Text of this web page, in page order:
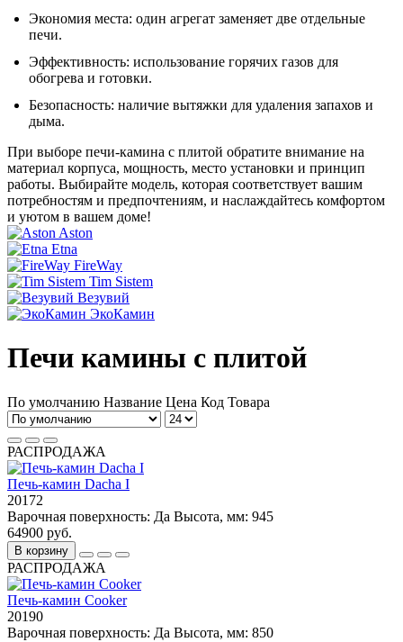
Экономия места: один агрегат заменяет две отдельные
печи.
Эффективность: использование горячих газов для
обогрева и готовки.
Безопасность: наличие вытяжки для удаления запахов и
дыма.
При выборе печи-камина с плитой обратите внимание на
материал корпуса, мощность, место установки и принцип
работы. Выбирайте модель, которая соответствует вашим
потребностям и предпочтениям, и наслаждайтесь комфортом
и уютом в вашем доме!
Aston
Etna
FireWay
Tim Sistem
Везувий
ЭкоКамин
Печи камины с плитой
По умолчанию Название Цена Код Товара
РАСПРОДАЖА
Печь-камин Dacha I
20172
Варочная поверхность: Да Высота, мм: 945
64900 руб.
В корзину
РАСПРОДАЖА
Печь-камин Cooker
20190
Варочная поверхность: Да Высота, мм: 850